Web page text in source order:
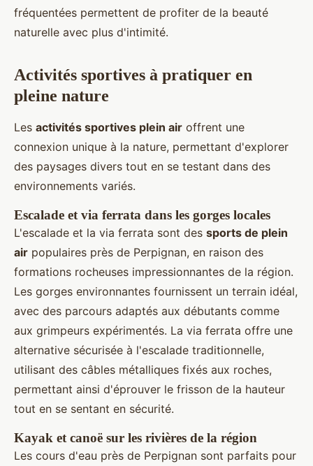
fréquentées permettent de profiter de la beauté
naturelle avec plus d'intimité.
Activités sportives à pratiquer en
pleine nature
Les activités sportives plein air offrent une
connexion unique à la nature, permettant d'explorer
des paysages divers tout en se testant dans des
environnements variés.
Escalade et via ferrata dans les gorges locales
L'escalade et la via ferrata sont des sports de plein
air populaires près de Perpignan, en raison des
formations rocheuses impressionnantes de la région.
Les gorges environnantes fournissent un terrain idéal,
avec des parcours adaptés aux débutants comme
aux grimpeurs expérimentés. La via ferrata offre une
alternative sécurisée à l'escalade traditionnelle,
utilisant des câbles métalliques fixés aux roches,
permettant ainsi d'éprouver le frisson de la hauteur
tout en se sentant en sécurité.
Kayak et canoë sur les rivières de la région
Les cours d'eau près de Perpignan sont parfaits pour